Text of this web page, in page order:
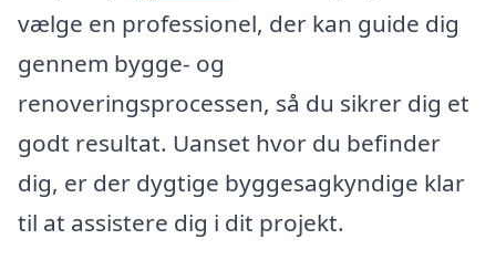
vælge en professionel, der kan guide dig
gennem bygge- og
renoveringsprocessen, så du sikrer dig et
godt resultat. Uanset hvor du befinder
dig, er der dygtige byggesagkyndige klar
til at assistere dig i dit projekt.